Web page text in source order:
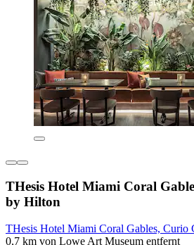
THesis Hotel Miami Coral
by Hilton
THesis Hotel Miami Coral Gables, Curio
0,7 km von Lowe Art Museum entfernt